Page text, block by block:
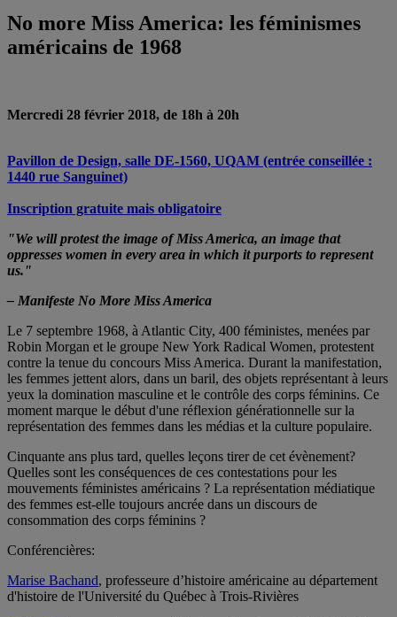
No more Miss America: les féminismes
américains de 1968
Mercredi 28 février 2018, de 18h à 20h
Pavillon de Design, salle DE-1560, UQAM (entrée conseillée :
1440 rue Sanguinet)
Inscription gratuite mais obligatoire
"We will protest the image of Miss America, an image that
oppresses women in every area in which it purports to represent
us."
– Manifeste No More Miss America
Le 7 septembre 1968, à Atlantic City, 400 féministes, menées par
Robin Morgan et le groupe New York Radical Women, protestent
contre la tenue du concours Miss America. Durant la manifestation,
les femmes jettent alors, dans un baril, des objets représentant à leurs
yeux la domination masculine et le contrôle des corps féminins. Ce
moment marque le début d'une réflexion générationnelle sur la
représentation des femmes dans les médias et la culture populaire.
Cinquante ans plus tard, quelles leçons tirer de cet évènement?
Quelles sont les conséquences de ces contestations pour les
mouvements féministes américains ? La représentation médiatique
des femmes est-elle toujours ancrée dans un discours de
consommation des corps féminins ?
Conférencières:
Marise Bachand, professeure d’histoire américaine au département
d'histoire de l'Université du Québec à Trois-Rivières